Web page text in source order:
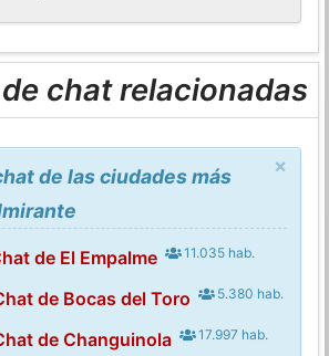
chat relacionadas
×
de las ciudades más
de El Empalme 11.035 hab.
de Bocas del Toro 5.380 hab.
de Changuinola 17.997 hab.